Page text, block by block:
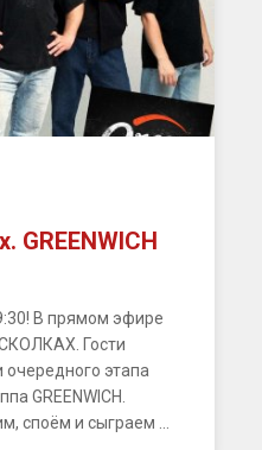
GREENWICH
В прямом эфире
Гости
этапа
GREENWICH.
споём и сыграем ...